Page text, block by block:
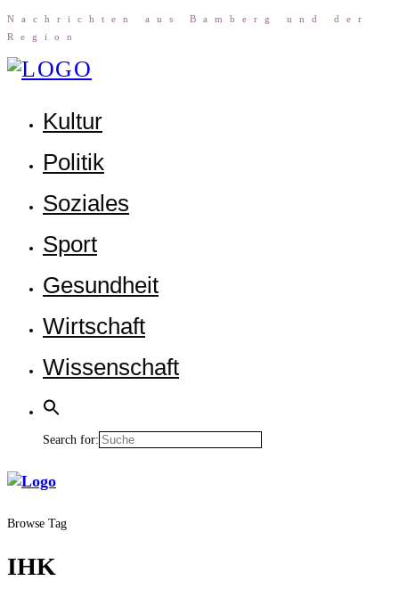
Nach­rich­ten aus Bam­berg und der
Region
Kul­tur
Poli­tik
Sozia­les
Sport
Gesund­heit
Wirt­schaft
Wis­sen­schaft
Search for:
Browse Tag
IHK